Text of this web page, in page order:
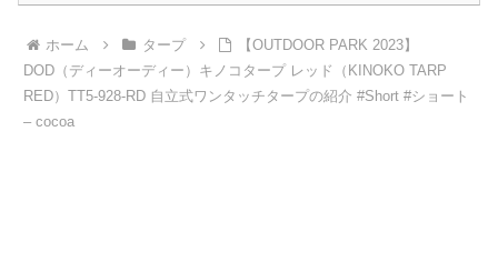
ホーム タープ
【OUTDOOR PARK 2023】
DOD（ディーオーディー）キノコタープ レッド（KINOKO TARP
RED）TT5-928-RD 自立式ワンタッチタープの紹介 #Short #ショート
– cocoa